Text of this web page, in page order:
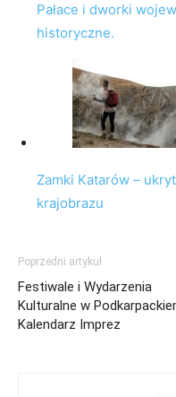
Pałace i dworki
historyczne.
Zamki Katarów –
krajobrazu
Poprzedni artykuł
Festiwale i Wydarzenia
Kulturalne w
Kalendarz Imprez